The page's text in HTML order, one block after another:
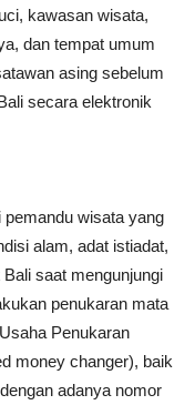
kawasan wisata,
dan tempat umum
asing sebelum
secara elektronik
pemandu wisata yang
alam, adat istiadat,
saat mengunjungi
penukaran mata
Penukaran
money changer), baik
adanya nomor